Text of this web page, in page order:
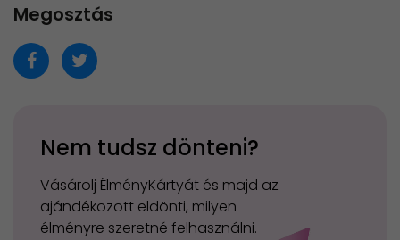
Megosztás
Nem tudsz dönteni?
Vásárolj ÉlményKártyát és majd az
ajándékozott eldönti, milyen
élményre szeretné felhasználni.